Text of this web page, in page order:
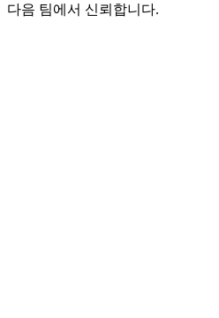
다음 팀에서 신뢰합니다.